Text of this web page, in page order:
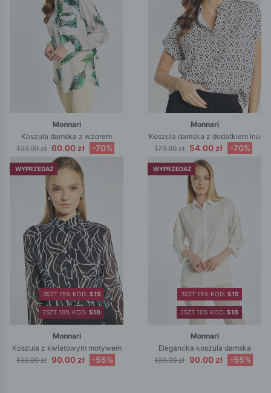
Monnari
Koszula damska z wzorem
199.99 zł 60.00 zł -70%
Monnari
Koszula damska z dodatkiem lnu
179.99 zł 54.00 zł -70%
WYPRZEDAŻ
2SZT 10% KOD: S10
3SZT 15% KOD: S15
Monnari
Koszula z kwiatowym motywem
199.99 zł 90.00 zł -55%
WYPRZEDAŻ
2SZT 10% KOD: S10
3SZT 15% KOD: S15
Monnari
Elegancka koszula damska
199.99 zł 90.00 zł -55%